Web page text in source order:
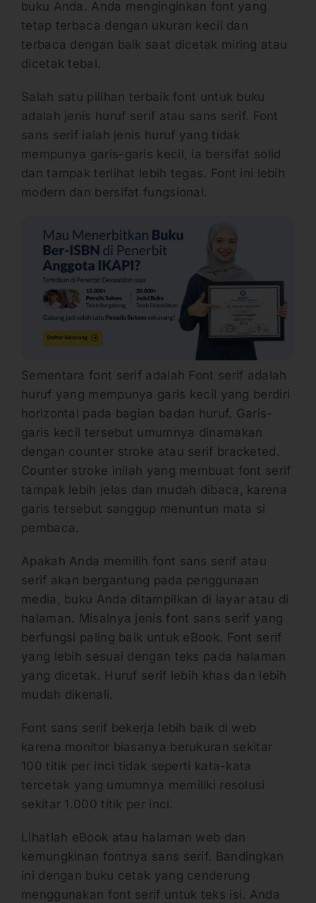
buku Anda. Anda menginginkan font yang
tetap terbaca dengan ukuran kecil dan
terbaca dengan baik saat dicetak miring atau
dicetak tebal.
Salah satu pilihan terbaik font untuk buku
adalah jenis huruf serif atau sans serif. Font
sans serif ialah jenis huruf yang tidak
mempunya garis-garis kecil, ia bersifat solid
dan tampak terlihat lebih tegas. Font ini lebih
modern dan bersifat fungsional.
Sementara font serif adalah Font serif adalah
huruf yang mempunya garis kecil yang berdiri
horizontal pada bagian badan huruf. Garis-
garis kecil tersebut umumnya dinamakan
dengan counter stroke atau serif bracketed.
Counter stroke inilah yang membuat font serif
tampak lebih jelas dan mudah dibaca, karena
garis tersebut sanggup menuntun mata si
pembaca.
Apakah Anda memilih font sans serif atau
serif akan bergantung pada penggunaan
media, buku Anda ditampilkan di layar atau di
halaman. Misalnya jenis font sans serif yang
berfungsi paling baik untuk eBook. Font serif
yang lebih sesuai dengan teks pada halaman
yang dicetak. Huruf serif lebih khas dan lebih
mudah dikenali.
Font sans serif bekerja lebih baik di web
karena monitor biasanya berukuran sekitar
100 titik per inci tidak seperti kata-kata
tercetak yang umumnya memiliki resolusi
sekitar 1.000 titik per inci.
Lihatlah eBook atau halaman web dan
kemungkinan fontnya sans serif. Bandingkan
ini dengan buku cetak yang cenderung
menggunakan font serif untuk teks isi. Anda